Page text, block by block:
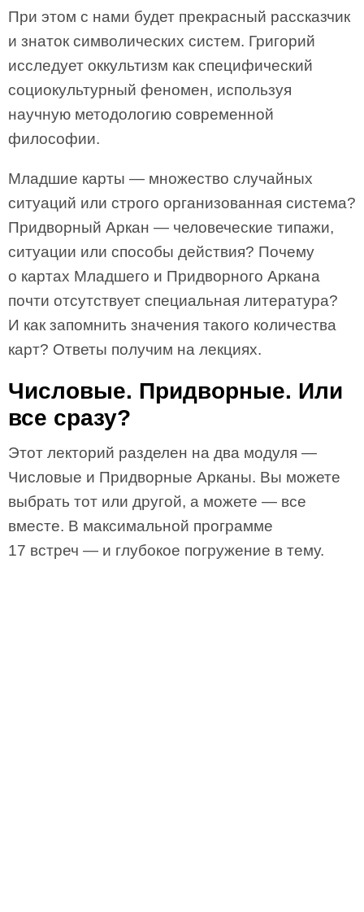
При этом с нами будет прекрасный рассказчик
и знаток символических систем. Григорий
исследует оккультизм как специфический
социокультурный феномен, используя
научную методологию современной
философии.
Младшие карты — множество случайных
ситуаций или строго организованная система?
Придворный Аркан — человеческие типажи,
ситуации или способы действия? Почему
о картах Младшего и Придворного Аркана
почти отсутствует специальная литература?
И как запомнить значения такого количества
карт? Ответы получим на лекциях.
Числовые. Придворные. Или
все сразу?
Этот лекторий разделен на два модуля —
Числовые и Придворные Арканы. Вы можете
выбрать тот или другой, а можете — все
вместе. В максимальной программе
17 встреч — и глубокое погружение в тему.